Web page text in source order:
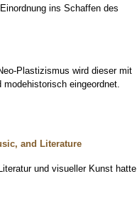
ins Schaffen des
Plastizismus wird dieser mit
eingeordnet.
and Literature
und visueller Kunst hatte